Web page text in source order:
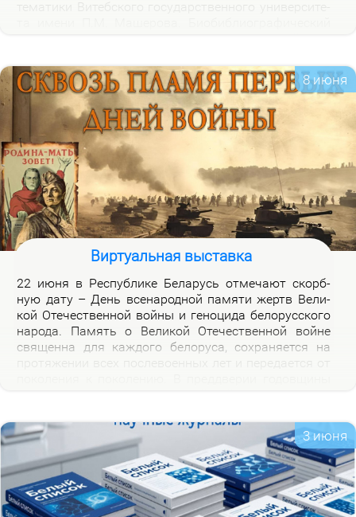
2026 го­дов и пуб­ли­ка­ций о нем и его ра­бо­тах. Спра­
воч­ник пред­на­зна­чен для на­уч­ных ра­бот­ни­ков, пре­
по­да­ва­те­лей, ас­пи­ран­тов, сту­ден­тов, всех тех, кто
ин­те­ре­су­ет­ся тео­ри­ей клас­сов ко­неч­ных групп и ме­
то­ди­кой пре­по­да­ва­ния ма­те­ма­ти­ки в шко­ле и ву­зе,
а так­же жиз­нью и де­я­тель­но­стью Ни­ко­лая Ти­мо­фе­
е­ви­ча Во­ро­бье­ва.
8 июня
Виртуальная выставка
22 июня в Рес­пуб­ли­ке Бе­ла­русь от­ме­ча­ют скорб­
ную да­ту – День все­на­род­ной па­мя­ти жертв Ве­ли­
кой Оте­че­ствен­ной вой­ны и ге­но­ци­да бе­ло­рус­ско­го
на­ро­да. Па­мять о Ве­ли­кой Оте­че­ствен­ной войне
свя­щен­на для каж­до­го бе­ло­ру­са, со­хра­ня­ет­ся на
пер­вых дней вой­ны», ко­то­рая по­свя­ща­ет­ся тра­ги­че­
ским и ге­ро­и­че­ским стра­ни­цам ис­то­рии борь­бы с
немец­ко-фа­шист­ски­ми за­хват­чи­ка­ми в на­чаль­ный
пе­ри­од вой­ны.
3 июня